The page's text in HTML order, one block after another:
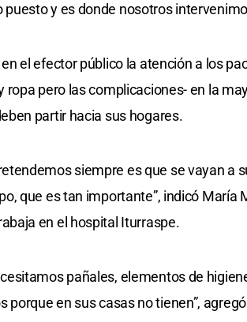
y es donde nosotros
el efector público la atención a los
ropa pero las complicaciones- en la
partir hacia sus hogares.
siempre es que se vayan a
que es tan importante”, indicó María
en el hospital Iturraspe.
pañales, elementos de
porque en sus casas no tienen”,